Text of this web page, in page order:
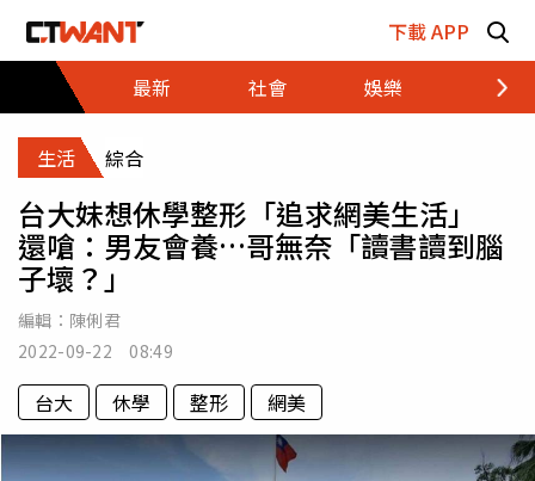
下載 APP
最新
社會 娛樂 財經
生活 綜合
台大妹想休學整形「追求網美生活」
還嗆：男友會養…哥無奈「讀書讀到腦
子壞？」
編輯： 陳俐君
2022-09-22 08:49
台大 休學 整形 網美